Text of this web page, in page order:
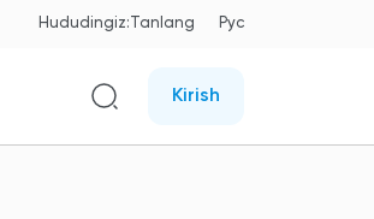
Hududingiz:Tanlang Рус
Kirish